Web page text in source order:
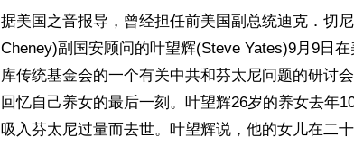
据美国之音报导，曾经担任前美国副总统迪克．切
Cheney)副国安顾问的叶望辉(Steve Yates)9月9日在
库传统基金会的一个有关中共和芬太尼问题的研讨
回忆自己养女的最后一刻。叶望辉26岁的养女去年
吸入芬太尼过量而去世。叶望辉说，他的女儿在二